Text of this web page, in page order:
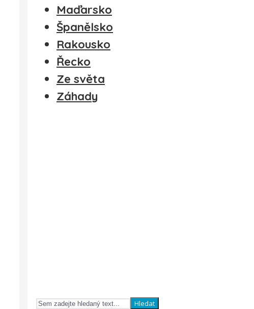
Maďarsko
Španělsko
Rakousko
Řecko
Ze světa
Záhady
Hledat